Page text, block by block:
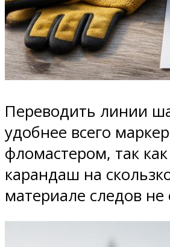
Переводить линии
удобнее всего
фломастером, так
карандаш на
материале следов не